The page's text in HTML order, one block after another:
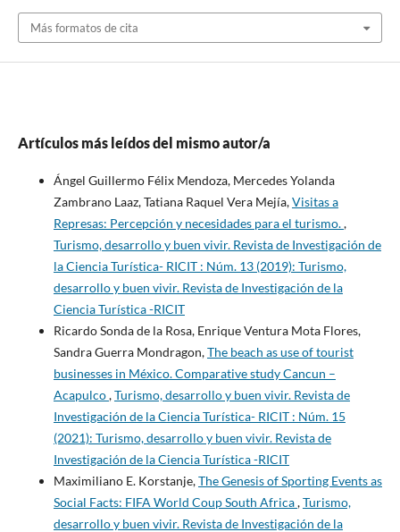
Más formatos de cita
Artículos más leídos del mismo autor/a
Ángel Guillermo Félix Mendoza, Mercedes Yolanda
Zambrano Laaz, Tatiana Raquel Vera Mejía,Visitas a
Represas: Percepción y necesidades para el turismo.,
Turismo, desarrollo y buen vivir. Revista de Investigación de
la Ciencia Turística- RICIT : Núm. 13 (2019): Turismo,
desarrollo y buen vivir. Revista de Investigación de la
Ciencia Turística -RICIT
Ricardo Sonda de la Rosa, Enrique Ventura Mota Flores,
Sandra Guerra Mondragon,The beach as use of tourist
businesses in México. Comparative study Cancun –
Acapulco,Turismo, desarrollo y buen vivir. Revista de
Investigación de la Ciencia Turística- RICIT : Núm. 15
(2021): Turismo, desarrollo y buen vivir. Revista de
Investigación de la Ciencia Turística -RICIT
Maximiliano E. Korstanje,The Genesis of Sporting Events as
Social Facts: FIFA World Coup South Africa,Turismo,
desarrollo y buen vivir. Revista de Investigación de la